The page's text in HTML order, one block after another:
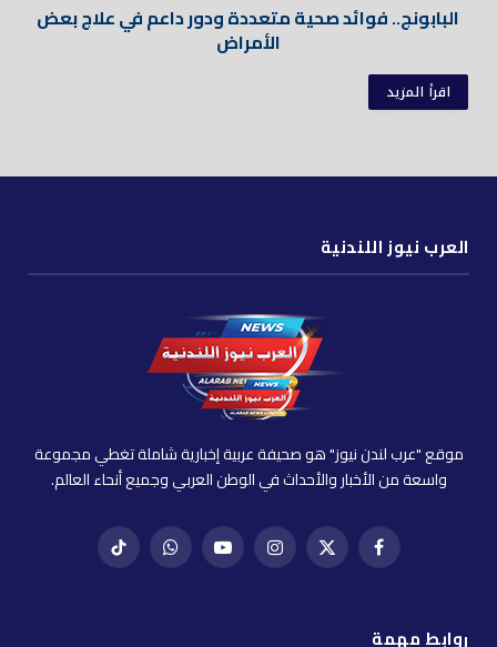
البابونج.. فوائد صحية متعددة ودور داعم في علاج بعض
الأمراض
اقرأ المزيد
العرب نيوز اللندنية
موقع "عرب لندن نيوز" هو صحيفة عربية إخبارية شاملة تغطي مجموعة
واسعة من الأخبار والأحداث في الوطن العربي وجميع أنحاء العالم.
فيسبوكX
إنستغراميوتيوب واتساب تيك
روابط مهمة